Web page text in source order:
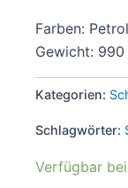
Farben:
Gewicht: 990
Kategorien:
Schlagwörter:
Verfügbar